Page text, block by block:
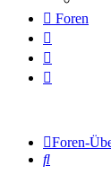
Foren
Foren-
Suche